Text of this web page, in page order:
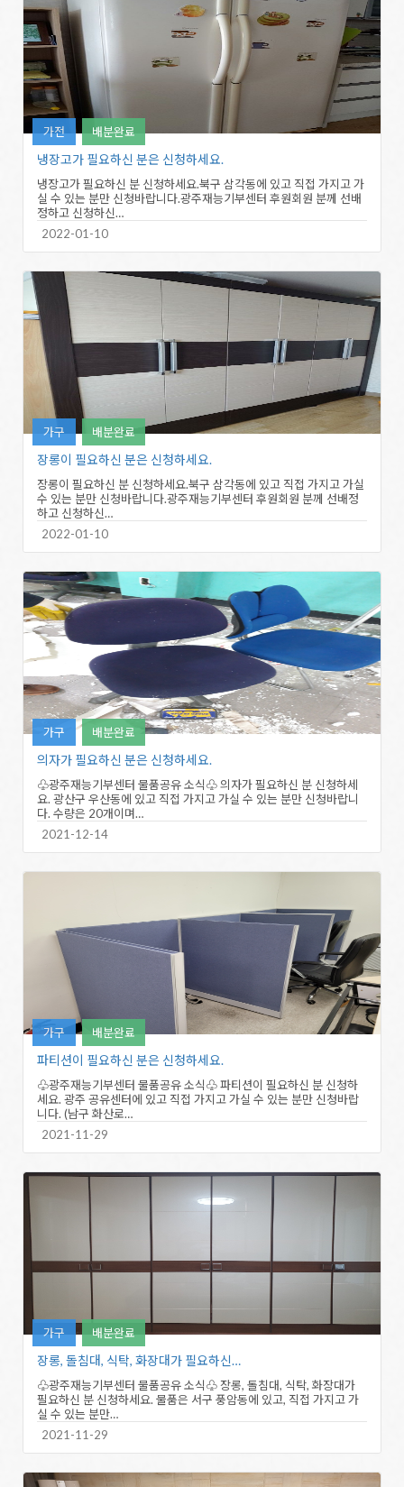
가전 배분완료
냉장고가 필요하신 분은 신청하세요.
냉장고가 필요하신 분 신청하세요.북구 삼각동에 있고 직접 가지고 가
실 수 있는 분만 신청바랍니다.광주재능기부센터 후원회원 분께 선배
정하고 신청하신…
2022-01-10
가구 배분완료
장롱이 필요하신 분은 신청하세요.
장롱이 필요하신 분 신청하세요.북구 삼각동에 있고 직접 가지고 가실
수 있는 분만 신청바랍니다.광주재능기부센터 후원회원 분께 선배정
하고 신청하신…
2022-01-10
가구 배분완료
의자가 필요하신 분은 신청하세요.
♧광주재능기부센터 물품공유 소식♧ 의자가 필요하신 분 신청하세
요. 광산구 우산동에 있고 직접 가지고 가실 수 있는 분만 신청바랍니
다. 수량은 20개이며…
2021-12-14
가구 배분완료
파티션이 필요하신 분은 신청하세요.
♧광주재능기부센터 물품공유 소식♧ 파티션이 필요하신 분 신청하
세요. 광주 공유센터에 있고 직접 가지고 가실 수 있는 분만 신청바랍
니다. (남구 화산로…
2021-11-29
가구 배분완료
장롱, 돌침대, 식탁, 화장대가 필요하신…
♧광주재능기부센터 물품공유 소식♧ 장롱, 돌침대, 식탁, 화장대가
필요하신 분 신청하세요. 물품은 서구 풍암동에 있고, 직접 가지고 가
실 수 있는 분만…
2021-11-29